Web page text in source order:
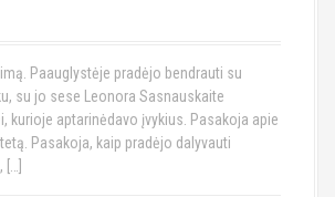
Paauglystėje pradėjo bendrauti su
su jo sese Leonora Sasnauskaite
kurioje aptarinėdavo įvykius. Pasakoja apie
Pasakoja, kaip pradėjo dalyvauti